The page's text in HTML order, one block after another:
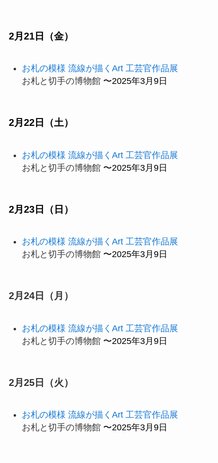
2月21日（金）
お札の模様 流線が描くArt 工芸官作品展
お札と切手の博物館 〜2025年3月9日
2月22日（土）
お札の模様 流線が描くArt 工芸官作品展
お札と切手の博物館 〜2025年3月9日
2月23日（日）
お札の模様 流線が描くArt 工芸官作品展
お札と切手の博物館 〜2025年3月9日
2月24日（月）
お札の模様 流線が描くArt 工芸官作品展
お札と切手の博物館 〜2025年3月9日
2月25日（火）
お札の模様 流線が描くArt 工芸官作品展
お札と切手の博物館 〜2025年3月9日